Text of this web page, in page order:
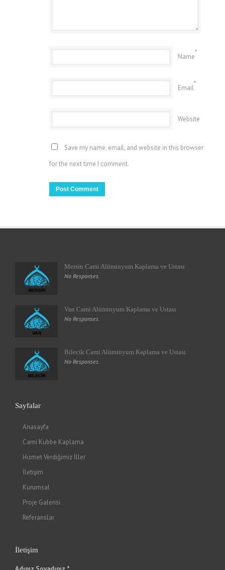
Name
*
Email
*
Website
Save my name, email, and website in this browser
for the next time I comment.
Mersin Cami Alüminyum Kaplama ve Ustası
No Responses.
Van Cami Alüminyum Kaplama ve Ustası
No Responses.
Bilecik Cami Alüminyum Kaplama ve Ustası
No Responses.
Sayfalar
Anasayfa
Cami Kubbe Kaplama
Hizmet Verdiğimiz İller
İletişim
Kurumsal
Proje Galerisi
Referanslar
İletişim